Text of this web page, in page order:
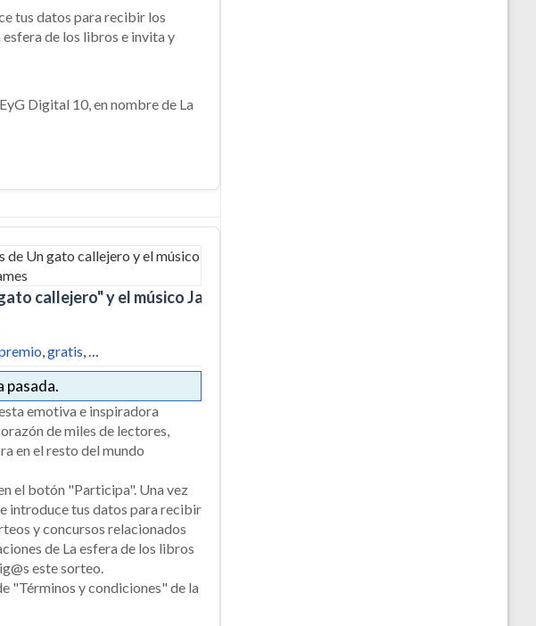
tus datos para recibir los
de los libros e invita y
Digital 10, en nombre de La
callejero" y el músico James
,gratis, …
pasada.
emotiva e inspiradora
de miles de lectores,
en el resto del mundo
el botón "Participa". Una vez
introduce tus datos para recibir
y concursos relacionados
de La esfera de los libros
este sorteo.
"Términos y condiciones" de la